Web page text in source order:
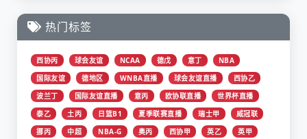
热门标签
西协丙 球会友谊 NCAA 德戊 意丁
NBA
国际友谊
德地区 WNBA直播 球会友谊直播
西协乙
波兰丁
国际友谊直播 意丙 欧协联直播
世界杯直播
泰乙
土丙 日篮B1 夏季联赛直播 瑞士甲
威冠联
挪丙
中超 NBA-G 奥丙 西协甲 英乙
英甲